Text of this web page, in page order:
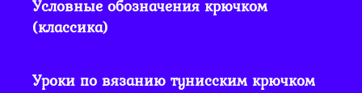
Условные обозначения крючком
(классика)
Уроки по вязанию тунисским крючком